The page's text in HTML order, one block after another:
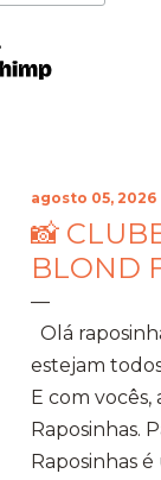
agosto 05, 2026
📸
BLOND
Olá
estejam
E com vocês,
Raposinhas.
Raposinhas